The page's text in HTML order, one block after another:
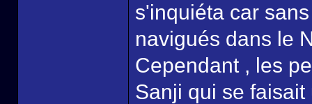
s'inquiéta car
navigués dans le
Cependant , les
Sanji qui se